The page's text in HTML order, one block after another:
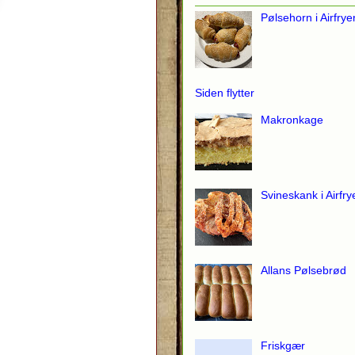
Pølsehorn i
Siden flytter
Makronkage
Svineskank i
Allans Pølsebrød
Friskgær